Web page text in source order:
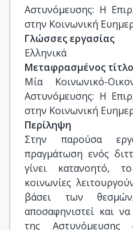
Αστυνόμευσης: Η
στην Κοινωνική
Γλώσσες εργασίας
Ελληνικά
Μεταφρασμένος
Μία Κοινωνικό-
Αστυνόμευσης: Η
στην Κοινωνική
Περίληψη
Στην παρούσα
πραγμάτωση ενός
γίνει κατανοητό,
κοινωνίες
βάσει των
αποσαφηνιστεί και
της